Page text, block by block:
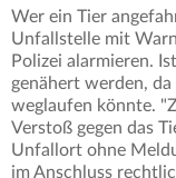
Wer ein Tier
Unfallstelle mit
Polizei alarmieren.
genähert werden,
weglaufen könnte.
Verstoß gegen das
Unfallort ohne
im Anschluss